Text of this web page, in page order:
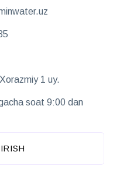
1 uy.
soat 9:00 dan